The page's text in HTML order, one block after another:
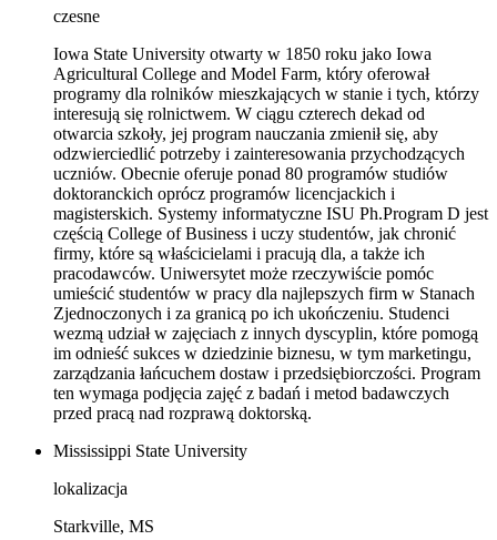
czesne
Iowa State University otwarty w 1850 roku jako Iowa
Agricultural College and Model Farm, który oferował
programy dla rolników mieszkających w stanie i tych, którzy
interesują się rolnictwem. W ciągu czterech dekad od
otwarcia szkoły, jej program nauczania zmienił się, aby
odzwierciedlić potrzeby i zainteresowania przychodzących
uczniów. Obecnie oferuje ponad 80 programów studiów
doktoranckich oprócz programów licencjackich i
magisterskich. Systemy informatyczne ISU Ph.Program D jest
częścią College of Business i uczy studentów, jak chronić
firmy, które są właścicielami i pracują dla, a także ich
pracodawców. Uniwersytet może rzeczywiście pomóc
umieścić studentów w pracy dla najlepszych firm w Stanach
Zjednoczonych i za granicą po ich ukończeniu. Studenci
wezmą udział w zajęciach z innych dyscyplin, które pomogą
im odnieść sukces w dziedzinie biznesu, w tym marketingu,
zarządzania łańcuchem dostaw i przedsiębiorczości. Program
ten wymaga podjęcia zajęć z badań i metod badawczych
przed pracą nad rozprawą doktorską.
Mississippi State University
lokalizacja
Starkville, MS